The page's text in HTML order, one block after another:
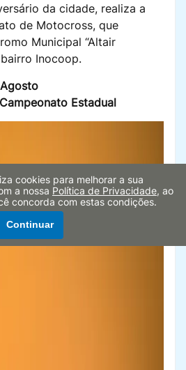
da cidade, realiza a
de Motocross, que
Municipal “Altair
bairro Inocoop.
Agosto
Campeonato Estadual
cookies para melhorar a sua
a nossa Política de Privacidade, ao
concorda com estas condições.
Continuar